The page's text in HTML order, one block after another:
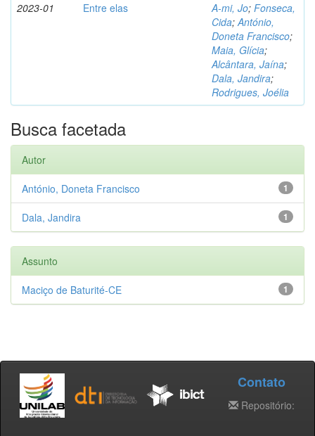
2023-01 Entre elas A-mi, Jo; Fonseca,
Cida;António,
Doneta Francisco;
Maia, Glícia;
Alcântara, Jaína;
Dala, Jandira;
Rodrigues, Joélia
Busca facetada
Autor
1
António, Doneta Francisco
1
Dala, Jandira
Assunto
1
Maciço de Baturité-CE
Contato
Repositório: